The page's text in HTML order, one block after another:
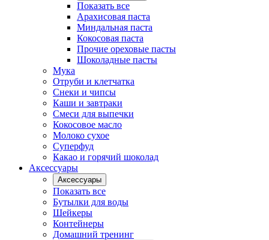
Показать все
Арахисовая паста
Миндальная паста
Кокосовая паста
Прочие ореховые пасты
Шоколадные пасты
Мука
Отруби и клетчатка
Снеки и чипсы
Каши и завтраки
Смеси для выпечки
Кокосовое масло
Молоко сухое
Суперфуд
Какао и горячий шоколад
Аксессуары
Аксессуары
Показать все
Бутылки для воды
Шейкеры
Контейнеры
Домашний тренинг